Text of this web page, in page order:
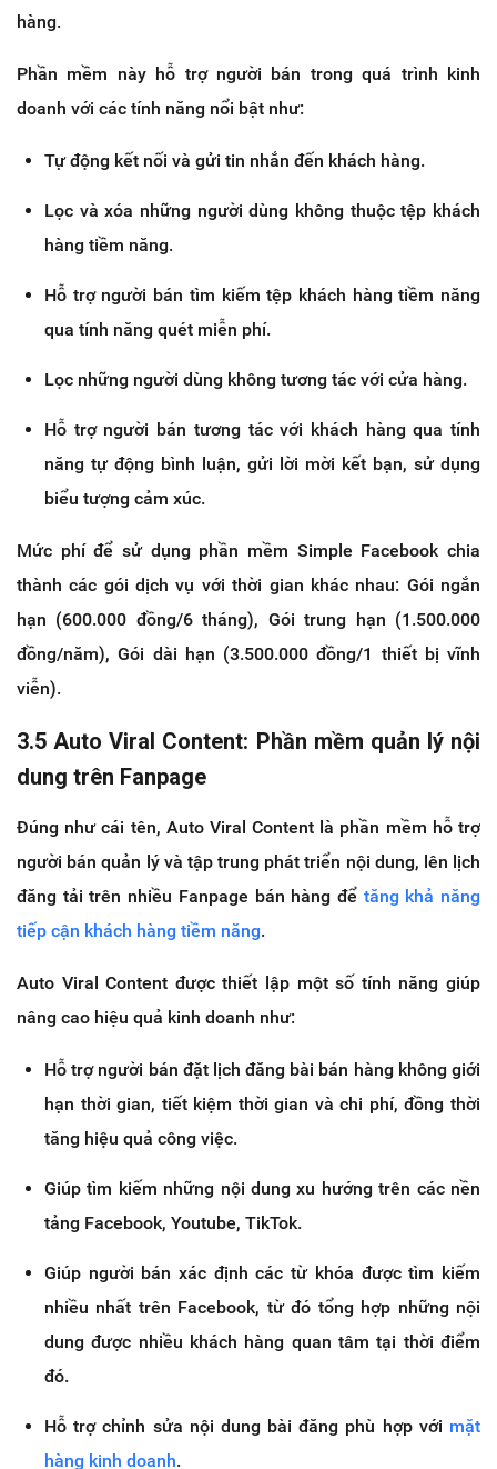
hàng.
Phần mềm này hỗ trợ người bán trong quá trình kinh
doanh với các tính năng nổi bật như:
Tự động kết nối và gửi tin nhắn đến khách hàng.
Lọc và xóa những người dùng không thuộc tệp khách
hàng tiềm năng.
Hỗ trợ người bán tìm kiếm tệp khách hàng tiềm năng
qua tính năng quét miễn phí.
Lọc những người dùng không tương tác với cửa hàng.
Hỗ trợ người bán tương tác với khách hàng qua tính
năng tự động bình luận, gửi lời mời kết bạn, sử dụng
biểu tượng cảm xúc.
Mức phí để sử dụng phần mềm Simple Facebook chia
thành các gói dịch vụ với thời gian khác nhau: Gói ngắn
hạn (600.000 đồng/6 tháng), Gói trung hạn (1.500.000
đồng/năm), Gói dài hạn (3.500.000 đồng/1 thiết bị vĩnh
viễn).
3.5 Auto Viral Content: Phần mềm quản lý nội
dung trên Fanpage
Đúng như cái tên, Auto Viral Content là phần mềm hỗ trợ
người bán quản lý và tập trung phát triển nội dung, lên lịch
đăng tải trên nhiều Fanpage bán hàng để tăng khả năng
tiếp cận khách hàng tiềm năng.
Auto Viral Content được thiết lập một số tính năng giúp
nâng cao hiệu quả kinh doanh như:
Hỗ trợ người bán đặt lịch đăng bài bán hàng không giới
hạn thời gian, tiết kiệm thời gian và chi phí, đồng thời
tăng hiệu quả công việc.
Giúp tìm kiếm những nội dung xu hướng trên các nền
tảng Facebook, Youtube, TikTok.
Giúp người bán xác định các từ khóa được tìm kiếm
nhiều nhất trên Facebook, từ đó tổng hợp những nội
dung được nhiều khách hàng quan tâm tại thời điểm
đó.
Hỗ trợ chỉnh sửa nội dung bài đăng phù hợp với mặt
hàng kinh doanh.